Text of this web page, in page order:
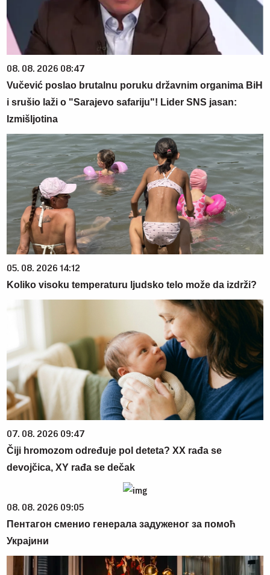
08. 08. 2026 08:47
Vučević poslao brutalnu poruku državnim organima BiH
i srušio laži o "Sarajevo safariju"! Lider SNS jasan:
Izmišljotina
05. 08. 2026 14:12
Koliko visoku temperaturu ljudsko telo može da izdrži?
07. 08. 2026 09:47
Čiji hromozom određuje pol deteta? XX rađa se
devojčica, XY rađa se dečak
08. 08. 2026 09:05
Пентагон сменио генерала задуженог за помоћ
Украјини